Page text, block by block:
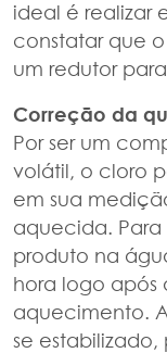
ideal é realizar
constatar que
um redutor
Correção da
Por ser um
volátil, o cloro
em sua
aquecida. Para
produto na
hora logo após
aquecimento.
se estabilizado,